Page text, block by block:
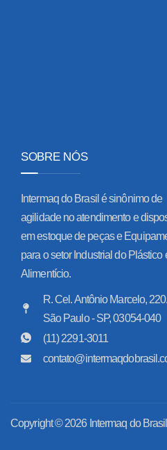
SOBRE NÓS
Intermaq do Brasil é sinônimo de
agilidade no atendimento e
em estoque de peças e
para o setor Industrial do Plástico
Alimentício.
R. Cel. Antônio Marcelo,
São Paulo - SP, 03054-040
(11) 2291-3011
Copyright © 2026 Intermaq do